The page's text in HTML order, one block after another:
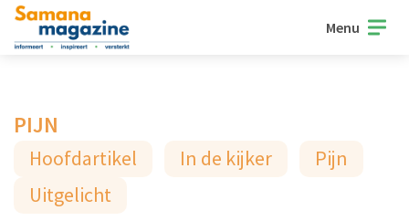
Menu
PIJN
Hoofdartikel In de kijker
Pijn
Uitgelicht